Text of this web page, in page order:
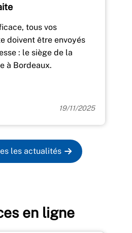
tous vos
doivent être envoyés
: le siège de la
à Bordeaux.
19/11/2025
les actualités
en ligne